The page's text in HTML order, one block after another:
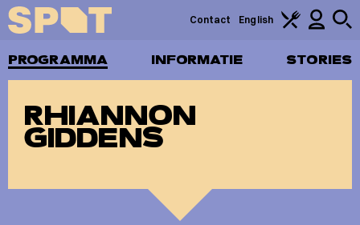
PROGRAMMA INFORMATIE STORIES
Contact English
RHIANNON
GIDDENS